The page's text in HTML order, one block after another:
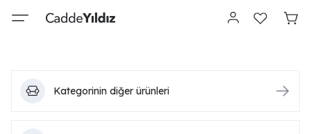
Kategorinin diğer ürünleri